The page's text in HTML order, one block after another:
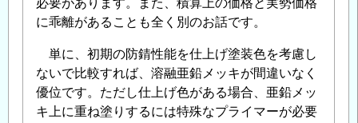
必要があります。また、積算上の価格と実勢価格
に乖離があることも全く別のお話です。
単に、初期の防錆性能を仕上げ塗装色を考慮し
ないで比較すれば、溶融亜鉛メッキが間違いなく
優位です。ただし仕上げ色がある場合、亜鉛メッ
キ上に重ね塗りするには特殊なプライマーが必要